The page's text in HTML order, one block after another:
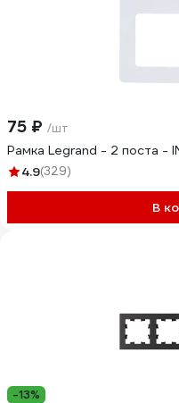
75 ₽ /шт
Рамка Legrand - 2 поста -
4.9(329)
В
-13%